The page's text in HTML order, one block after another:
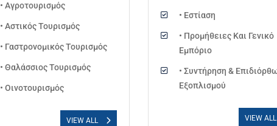
• Αγροτουρισμός
• Αστικός Τουρισμός
• Γαστρονομικός Τουρισμός
• Θαλάσσιος Τουρισμός
• Οινοτουρισμός
VIEW ALL
• Εστίαση
• Προμήθειες Και Γενικό
Εμπόριο
• Συντήρηση &
Εξοπλισμού
VIEW